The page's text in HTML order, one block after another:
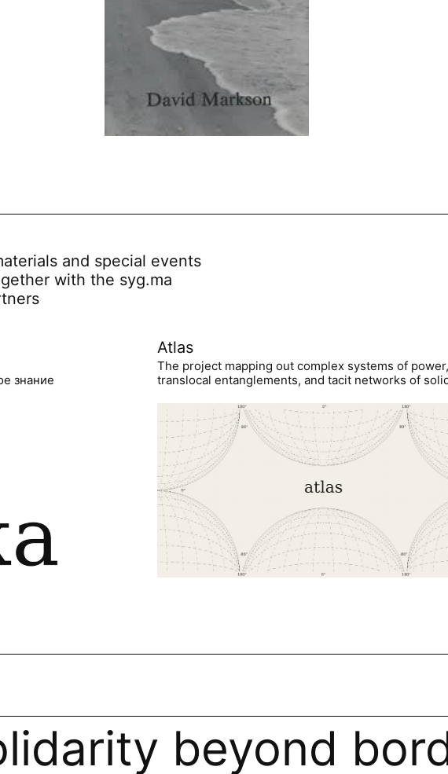
and special events
with the syg.ma
знание
Atlas
The project mapping out complex systems of power,
translocal entanglements, and tacit networks of
beyond